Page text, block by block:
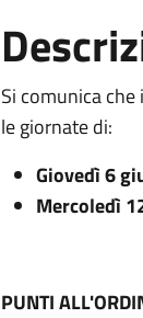
Si comunica
le giornate di:
Giovedì 6
Mercoledì
PUNTI